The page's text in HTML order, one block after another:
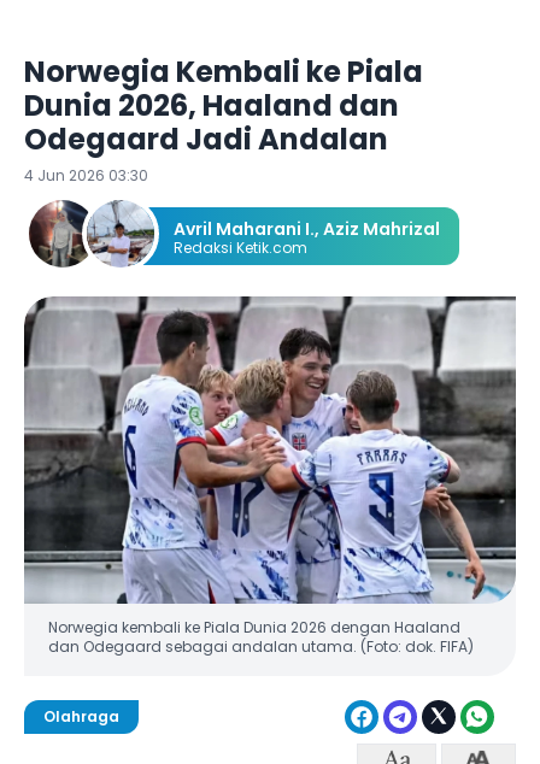
Norwegia Kembali ke Piala
Dunia 2026, Haaland dan
Odegaard Jadi Andalan
4 Jun 2026 03:30
Avril Maharani I., Aziz Mahrizal
Redaksi Ketik.com
Norwegia kembali ke Piala Dunia 2026 dengan Haaland
dan Odegaard sebagai andalan utama. (Foto: dok. FIFA)
Olahraga